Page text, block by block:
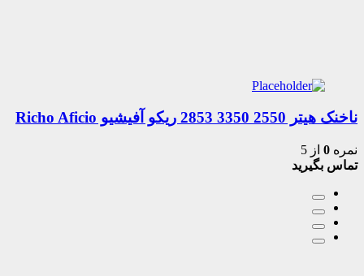
ناخنک هیتر 2550 3350 2853 ریکو آفیشیو Richo Aficio
نمره 0 از 5
تماس بگیرید